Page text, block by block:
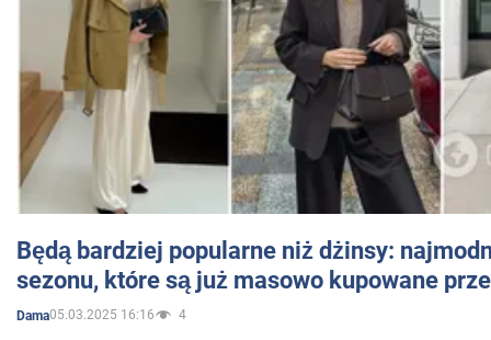
Będą bardziej popularne niż dżinsy:
sezonu, które są już masowo kupowane
Dama05.03.2025 16:16 4